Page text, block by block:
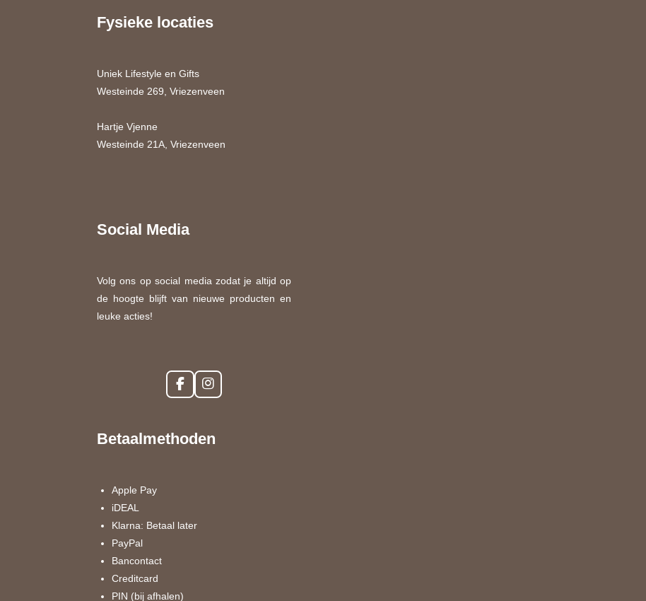
Fysieke locaties
Uniek Lifestyle en Gifts
Westeinde 269, Vriezenveen
Hartje Vjenne
Westeinde 21A, Vriezenveen
Social Media
Volg ons op social media zodat je altijd op
de hoogte blijft van nieuwe producten en
leuke acties!
F
a
b
I
n
a
Betaalmethoden
Apple Pay
iDEAL
Klarna: Betaal later
PayPal
Bancontact
Creditcard
PIN (bij afhalen)